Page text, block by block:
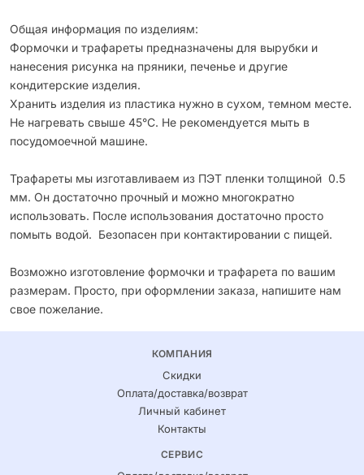
Общая информация по изделиям:
Формочки и трафареты предназначены для вырубки и
нанесения рисунка на пряники, печенье и другие
кондитерские изделия.
Хранить изделия из пластика нужно в сухом, темном месте.
Не нагревать свыше 45°С. Не рекомендуется мыть в
посудомоечной машине.
Трафареты мы изготавливаем из ПЭТ пленки толщиной 0.5
мм. Он достаточно прочный и можно многократно
использовать. После использования достаточно просто
помыть водой. Безопасен при контактировании с пищей.
Возможно изготовление формочки и трафарета по вашим
размерам. Просто, при оформлении заказа, напишите нам
свое пожелание.
КОМПАНИЯ
Скидки
Оплата/доставка/возврат
Личный кабинет
Контакты
СЕРВИС